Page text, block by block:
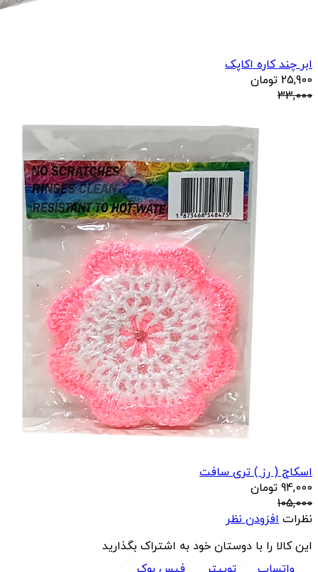
ابر چند کاره اکاپک
25,900 تومان
33,000
اسکاج ( رز ) تری سافت
94,000 تومان
105,000
نظرات افزودن نظر
این کالا را با دوستان خود به اشتراک بگذارید